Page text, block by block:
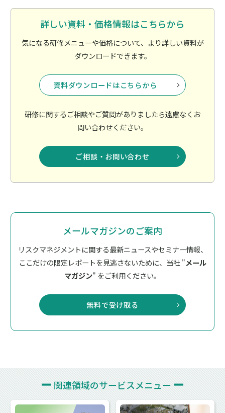
詳しい資料・価格情報はこちらから
気になる研修メニューや価格について、より詳しい資料が
ダウンロードできます。
資料ダウンロードはこちらから
研修に関するご相談やご質問がありましたら遠慮なくお
問い合わせください。
ご相談・お問い合わせ
メールマガジンのご案内
リスクマネジメントに関する最新ニュースやセミナー情報、
ここだけの限定レポートを見逃さないために、 当社 "メール
マガジン" をご利用ください。
無料で受け取る
関連領域のサービスメニュー